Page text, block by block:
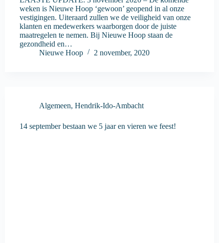
weken is Nieuwe Hoop ‘gewoon’ geopend in al onze
vestigingen. Uiteraard zullen we de veiligheid van onze
klanten en medewerkers waarborgen door de juiste
maatregelen te nemen. Bij Nieuwe Hoop staan de
gezondheid en…
Nieuwe Hoop
2 november, 2020
Algemeen, Hendrik-Ido-Ambacht
14 september bestaan we 5 jaar en vieren we feest!